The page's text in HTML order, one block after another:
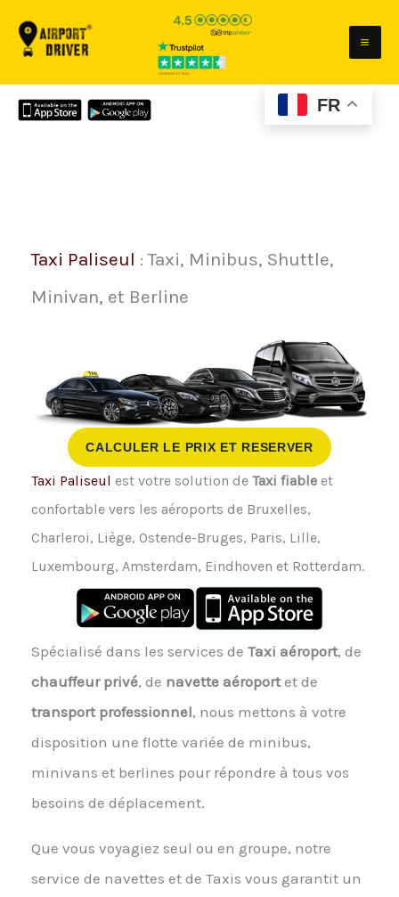
FR
Taxi Paliseul : Taxi, Minibus, Shuttle,
Minivan, et Berline
CALCULER LE PRIX ET RESERVER
Taxi Paliseul est votre solution de Taxi fiableet
confortable vers les aéroports de Bruxelles,
Charleroi, Liège, Ostende-Bruges, Paris, Lille,
Luxembourg, Amsterdam, Eindhoven et Rotterdam.
Spécialisé dans les services de Taxi aéroport, de
chauffeur privé, de navette aéroportet de
transport professionnel, nous mettons à votre
disposition une flotte variée de minibus,
minivans et berlines pour répondre à tous vos
besoins de déplacement.
Que vous voyagiez seul ou en groupe, notre
service de navettes et de Taxis vous garantit un